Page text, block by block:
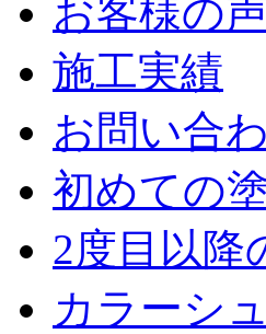
お客様の声
施工実績
お問い合
初めての
2度目以降
カラーシ